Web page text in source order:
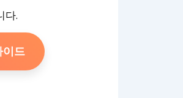
다.
이드